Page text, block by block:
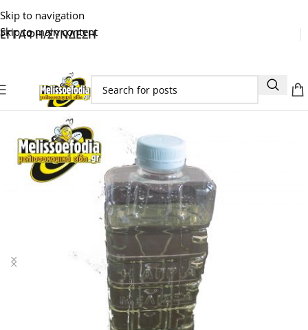
Skip to navigation
Skip to main content
ΕΓΓΑΦΗ/ΣΥΝΔΕΣΗ